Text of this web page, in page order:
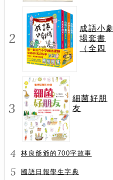
2
成語小劇
場套書
（全四
3
細菌好朋
友
4 林良爺爺的700字故事
5 國語日報學生字典